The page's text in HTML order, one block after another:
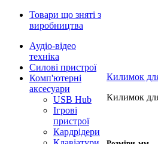
Товари що зняті з
виробництва
Аудіо-відео
техніка
Силові пристрої
Комп'ютерні
аксесуари
USB Hub
Ігрові
пристрої
Кардрідери
Килимок
Килимок